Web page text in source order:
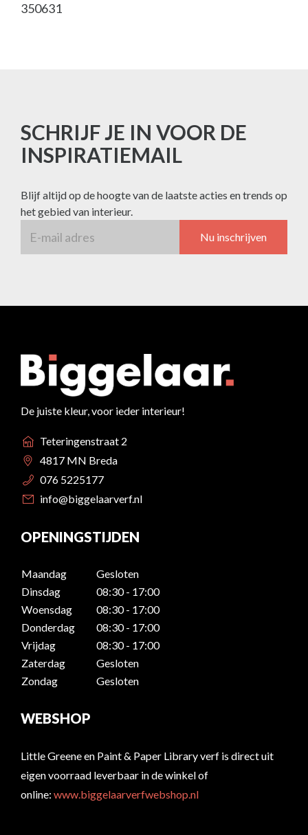
350631
SCHRIJF JE IN VOOR DE
INSPIRATIEMAIL
Blijf altijd op de hoogte van de laatste acties en trends op
het gebied van interieur.
Nu inschrijven
De juiste kleur, voor ieder interieur!
Teteringenstraat 2
4817 MN Breda
076 5225177
info@biggelaarverf.nl
OPENINGSTIJDEN
Maandag
Gesloten
Dinsdag
08:30 - 17:00
Woensdag
08:30 - 17:00
Donderdag
08:30 - 17:00
Vrijdag
08:30 - 17:00
Zaterdag
Gesloten
Zondag
Gesloten
WEBSHOP
Little Greene en Paint & Paper Library verf is direct uit
eigen voorraad leverbaar in de winkel of
online: www.biggelaarverfwebshop.nl